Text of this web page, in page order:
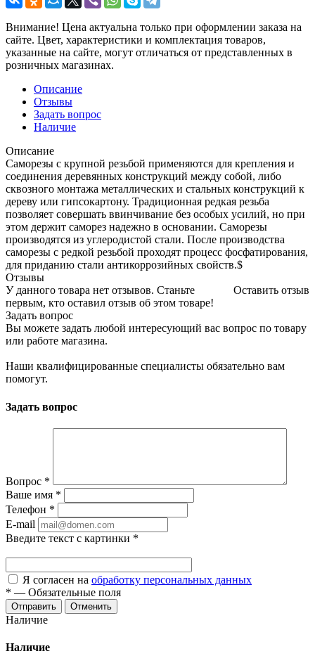
Внимание! Цена актуальна только при оформлении заказа на
сайте. Цвет, характеристики и комплектация товаров,
указанные на сайте, могут отличаться от представленных в
розничных магазинах.
Описание
Отзывы
Задать вопрос
Наличие
Описание
Саморезы с крупной резьбой применяются для крепления и
соединения деревянных конструкций между собой, либо
сквозного монтажа металлических и стальных конструкций к
дереву или гипсокартону. Традиционная редкая резьба
позволяет совершать ввинчивание без особых усилий, но при
этом держит саморез надежно в основании. Саморезы
производятся из углеродистой стали. После производства
саморезы с редкой резьбой проходят процесс фосфатирования,
для приданию стали антикоррозийных свойств.$
Отзывы
Оставить отзыв
У данного товара нет отзывов. Станьте
первым, кто оставил отзыв об этом товаре!
Задать вопрос
Вы можете задать любой интересующий вас вопрос по товару
или работе магазина.
Наши квалифицированные специалисты обязательно вам
помогут.
Задать вопрос
Вопрос *
Ваше имя *
Телефон *
E-mail
Введите текст с картинки *
Я согласен на обработку персональных данных
* — Обязательные поля
Отменить
Наличие
Наличие